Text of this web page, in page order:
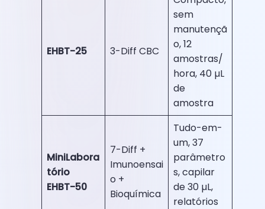
EHBT-25 3-Diff CBC
sem
manutençã
o, 12
amostras/
hora, 40 µL
de
amostra
MiniLabora
tório
EHBT-50
7-Diff +
Imunoensai
o +
Bioquímica
Tudo-em-
um, 37
parâmetro
s, capilar
de 30 µL,
relatórios